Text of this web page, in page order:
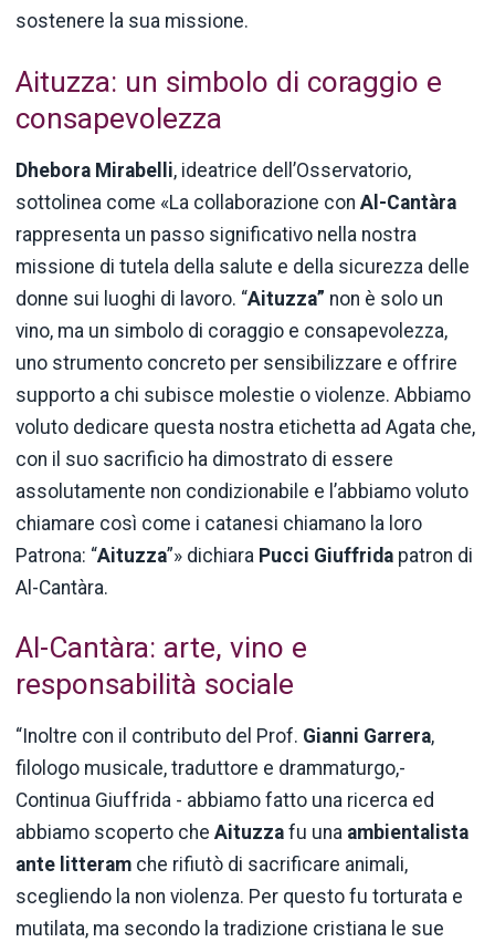
sostenere la sua missione.
Aituzza: un simbolo di coraggio e
consapevolezza
Dhebora Mirabelli, ideatrice dell’Osservatorio,
sottolinea come «La collaborazione con Al-Cantàra
rappresenta un passo significativo nella nostra
missione di tutela della salute e della sicurezza delle
donne sui luoghi di lavoro. “Aituzza” non è solo un
vino, ma un simbolo di coraggio e consapevolezza,
uno strumento concreto per sensibilizzare e offrire
supporto a chi subisce molestie o violenze. Abbiamo
voluto dedicare questa nostra etichetta ad Agata che,
con il suo sacrificio ha dimostrato di essere
assolutamente non condizionabile e l’abbiamo voluto
chiamare così come i catanesi chiamano la loro
Patrona: “Aituzza”» dichiara Pucci Giuffrida patron di
Al-Cantàra.
Al-Cantàra: arte, vino e
responsabilità sociale
“Inoltre con il contributo del Prof. Gianni Garrera,
filologo musicale, traduttore e drammaturgo,-
Continua Giuffrida - abbiamo fatto una ricerca ed
abbiamo scoperto che Aituzza fu una ambientalista
ante litteram che rifiutò di sacrificare animali,
scegliendo la non violenza. Per questo fu torturata e
mutilata, ma secondo la tradizione cristiana le sue